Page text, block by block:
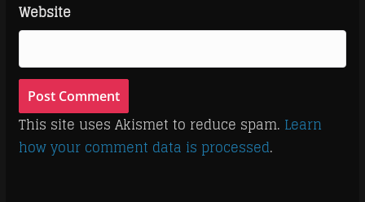
Website
This site uses Akismet to reduce spam. Learn
how your comment data is processed.